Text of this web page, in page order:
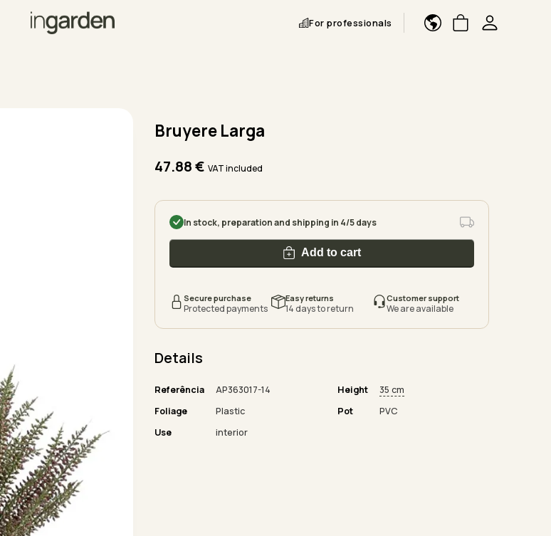
For professionals
Bruyere Larga
47.88€ VAT included
In stock, preparation and shipping in 4/5 days
Add to cart
Secure purchase
Protected payments
Easy returns
14 days to return
Customer support
We are available
Details
Referência AP363017-14 Height
35 cm
Foliage
Plastic Pot
PVC
Use
interior